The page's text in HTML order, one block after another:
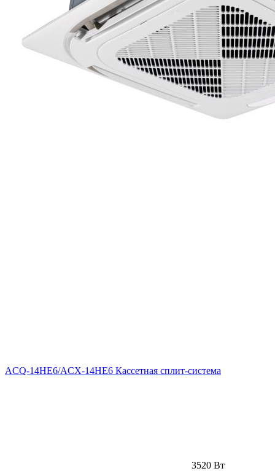
ACQ-14HE6/ACX-14HE6 Кассетная сплит-система
3520 Вт